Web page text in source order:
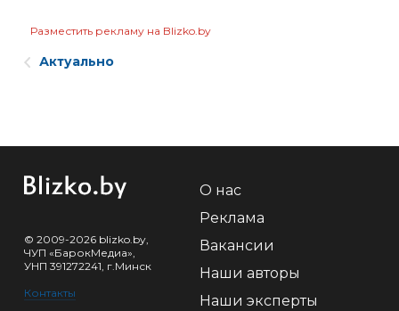
Разместить рекламу на Blizko.by
Актуально
© 2009-2026 blizko.by,
ЧУП «БарокМедиа»,
УНП 391272241, г.Минск
Контакты
О нас
Реклама
Вакансии
Наши авторы
Наши эксперты